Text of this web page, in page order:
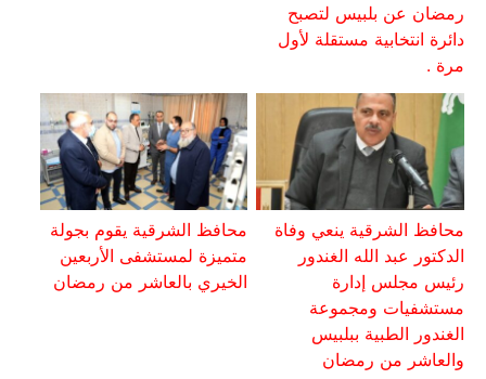
رمضان عن بلبيس لتصبح
دائرة انتخابية مستقلة لأول
مرة .
محافظ الشرقية ينعي وفاة
الدكتور عبد الله الغندور
رئيس مجلس إدارة
مستشفيات ومجموعة
الغندور الطبية ببلبيس
والعاشر من رمضان
محافظ الشرقية يقوم بجولة
متميزة لمستشفى الأربعين
الخيري بالعاشر من رمضان